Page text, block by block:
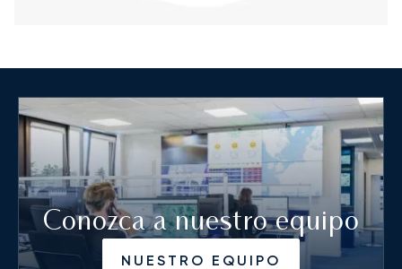
Conozca a nuestro equipo
NUESTRO EQUIPO